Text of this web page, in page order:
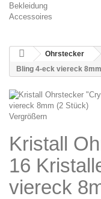
Bekleidung
Accessoires
Ohrstecker
Bling 4-eck viereck
Vergrößern
Kristall
16
viereck